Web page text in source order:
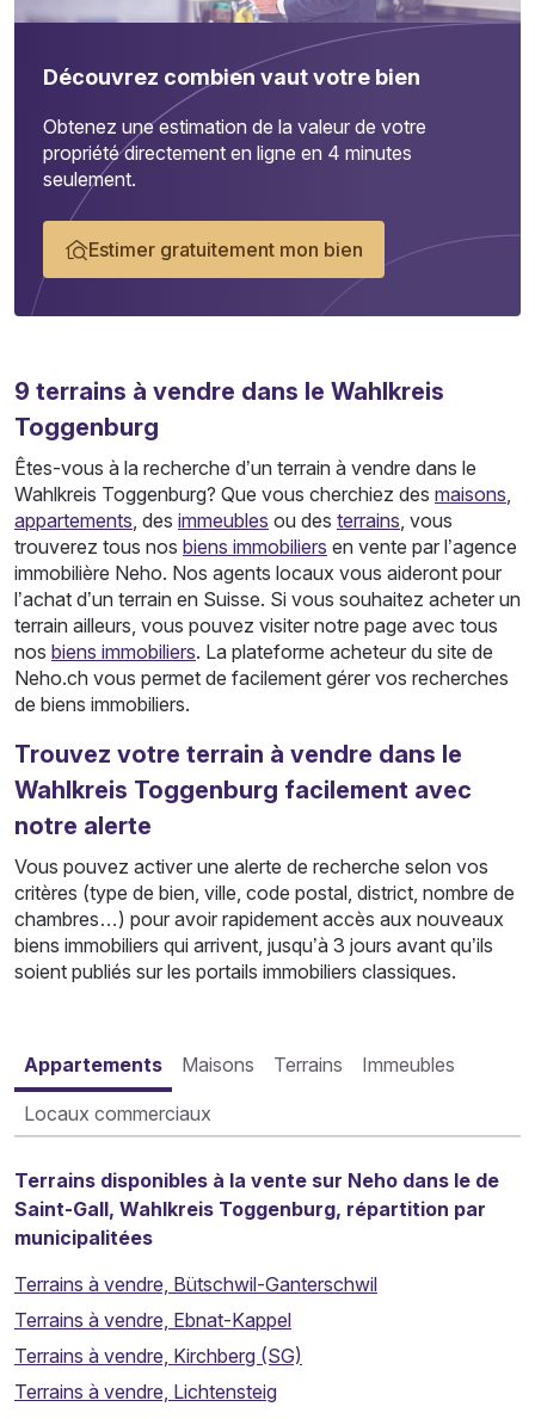
Découvrez combien vaut votre bien
Obtenez une estimation de la valeur de votre
propriété directement en ligne en 4 minutes
seulement.
Estimer gratuitement mon bien
9 terrains à vendre dans le Wahlkreis
Toggenburg
Êtes-vous à la recherche d’un terrain à vendre dans le
Wahlkreis Toggenburg? Que vous cherchiez des maisons,
appartements, des immeubles ou des terrains, vous
trouverez tous nos biens immobiliers en vente par l’agence
immobilière Neho. Nos agents locaux vous aideront pour
l’achat d’un terrain en Suisse. Si vous souhaitez acheter un
terrain ailleurs, vous pouvez visiter notre page avec tous
nos biens immobiliers. La plateforme acheteur du site de
Neho.ch vous permet de facilement gérer vos recherches
de biens immobiliers.
Trouvez votre terrain à vendre dans le
Wahlkreis Toggenburg facilement avec
notre alerte
Vous pouvez activer une alerte de recherche selon vos
critères (type de bien, ville, code postal, district, nombre de
chambres…) pour avoir rapidement accès aux nouveaux
biens immobiliers qui arrivent, jusqu’à 3 jours avant qu’ils
soient publiés sur les portails immobiliers classiques.
Appartements Maisons Terrains Immeubles
Locaux commerciaux
Terrains disponibles à la vente sur Neho dans le de
Saint-Gall, Wahlkreis Toggenburg, répartition par
municipalitées
Terrains à vendre, Bütschwil-Ganterschwil
Terrains à vendre, Ebnat-Kappel
Terrains à vendre, Kirchberg (SG)
Terrains à vendre, Lichtensteig